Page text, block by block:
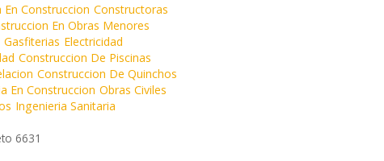
En Construccion Constructoras
En Obras Menores
Gasfiterias Electricidad
Construccion De Piscinas
Construccion De Quinchos
En Construccion Obras Civiles
Ingenieria Sanitaria
6631